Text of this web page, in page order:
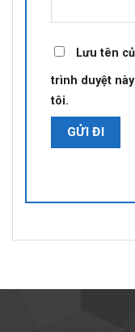
Lưu tên
trình duyệt
tôi.